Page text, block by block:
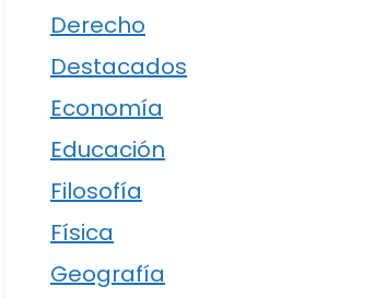
Derecho
Destacados
Economía
Educación
Filosofía
Física
Geografía